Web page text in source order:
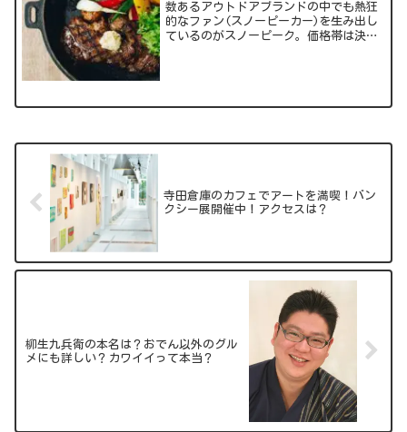
数あるアウトドアブランドの中でも熱狂
的なファン(スノーピーカー)を生み出し
ているのがスノーピーク。価格帯は決し
寺田倉庫のカフェでアートを満喫！バン
クシー展開催中！アクセスは？
柳生九兵衛の本名は？おでん以外のグル
メにも詳しい？カワイイって本当？